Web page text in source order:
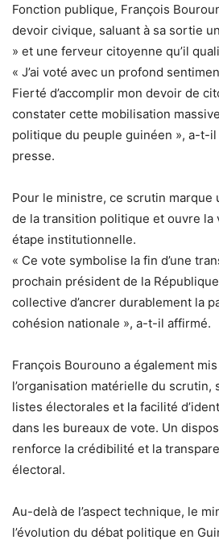
Fonction publique, François
devoir civique, saluant à sa sortie
» et une ferveur citoyenne qu’il
« J’ai voté avec un profond
Fierté d’accomplir mon devoir de
constater cette mobilisation
politique du peuple guinéen », a-t-
presse.
Pour le ministre, ce scrutin marque
de la transition politique et ouvre la
étape institutionnelle.
« Ce vote symbolise la fin d’une
prochain président de la
collective d’ancrer durablement la
cohésion nationale », a-t-il affirmé.
François Bourouno a également
l’organisation matérielle du scrutin,
listes électorales et la facilité
dans les bureaux de vote. Un
renforce la crédibilité et la
électoral.
Au-delà de l’aspect technique, le
l’évolution du débat politique en